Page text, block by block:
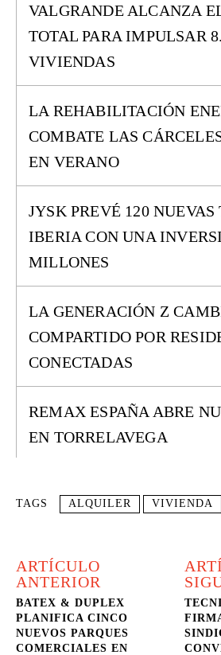
VALGRANDE ALCANZA
TOTAL PARA IMPULSAR
VIVIENDAS
LA REHABILITACIÓN
COMBATE LAS
EN VERANO
JYSK PREVÉ 120
IBERIA CON UNA
MILLONES
LA GENERACIÓN Z
COMPARTIDO POR
CONECTADAS
REMAX ESPAÑA ABRE
EN TORRELAVEGA
TAGS ALQUILER VIVIENDA
ARTÍCULO
ANTERIOR
BATEX & DUPLEX
PLANIFICA CINCO
NUEVOS PARQUES
COMERCIALES EN